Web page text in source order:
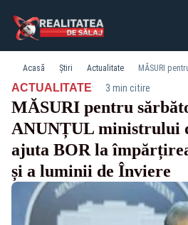
Acasă Știri Actualitate
ACTUALITATE· 3 min citire
MĂSURI pentru
ANUNȚUL ministrului
ajuta BOR la
și a luminii de Înviere